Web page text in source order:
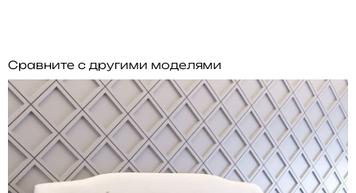
Сравните с другими моделями